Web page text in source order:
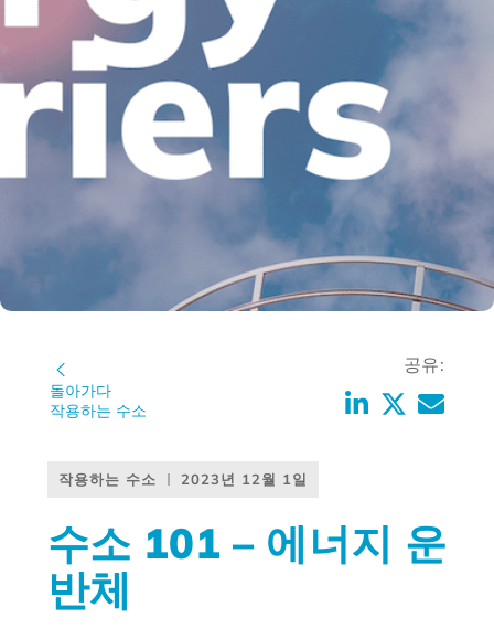
돌아가다
작용하는 수소
공유:
작용하는 수소 2023년 12월 1일
수소 101 – 에너지 운
반체